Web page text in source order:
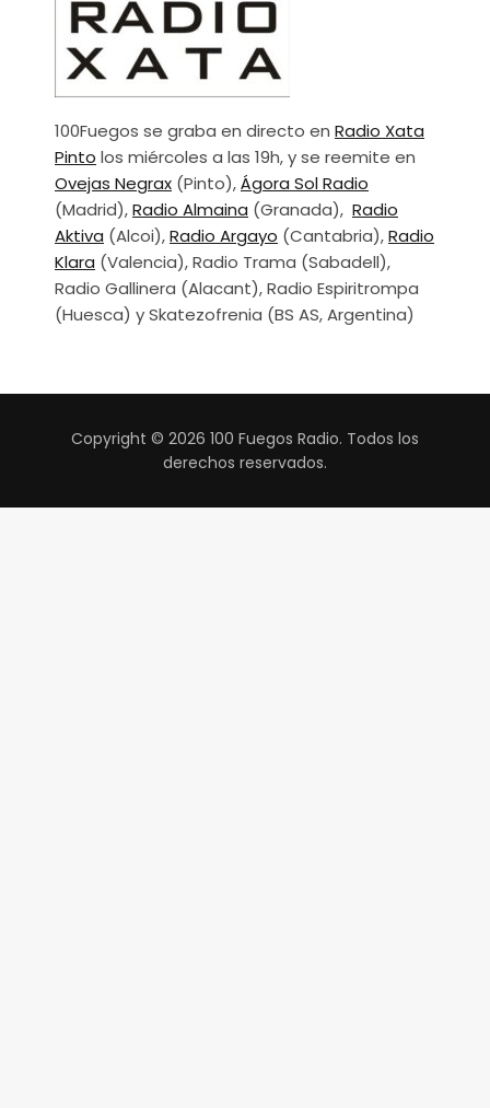
100Fuegos se graba en directo en Radio Xata
Pinto los miércoles a las 19h, y se reemite en
Ovejas Negrax (Pinto),Ágora Sol Radio
(Madrid),Radio Almaina (Granada), Radio
Aktiva (Alcoi),Radio Argayo (Cantabria),Radio
Klara (Valencia), Radio Trama (Sabadell),
Radio Gallinera (Alacant), Radio Espiritrompa
(Huesca) y Skatezofrenia (BS AS, Argentina)
Copyright © 2026 100 Fuegos Radio. Todos los
derechos reservados.